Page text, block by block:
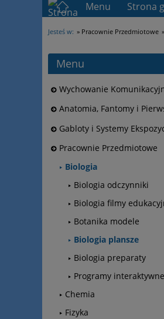
Menu Strona
Telefon: 663 275
Jesteś w: » Pracownie Przedmiotowe »
Menu
Wychowanie
Anatomia, Fantomy i
Gabloty i Systemy
Pracownie Przedmiotowe
Biologia
Biologia odczynniki
Biologia filmy
Botanika modele
Biologia plansze
Biologia preparaty
Programy interaktywne
Chemia
Fizyka